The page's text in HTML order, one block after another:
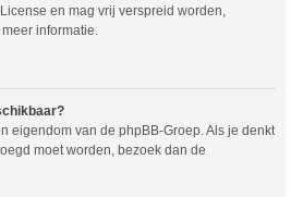
en mag vrij verspreid worden,
informatie.
eigendom van de phpBB-Groep. Als je denkt
moet worden, bezoek dan de